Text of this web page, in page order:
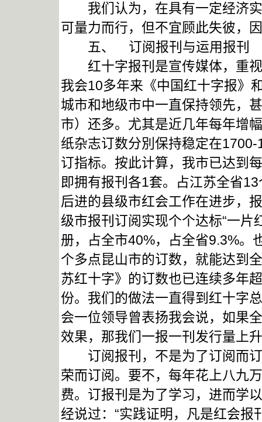
我们认为，在具有一定经济实
可量力而行，但不宜顾此失彼，
五、 订阅报刊与运用报刊
红十字报刊是宣传媒体，重视
我会10多年来《中国红十字报》
城市和地级市中一直保持领先，
市）还多。尤其是近几年每年增
纸杂志订数分別保持稳定在
订指标。按此计算，我市已达到
即拥有报刊各1套。占江苏全省
后进的县级市红会工作在进步，
级市报刊订阅实现个个达标“一片
册，占全市40%，占全省9.3%。
个多点昆山市的订数，就能达到
苏红十字》的订数也已连续多年
份。我们的做法一直得到红十字
会一位领导曾表扬我会说，如果
效果，那我们一报一刊发行量上
订阅报刊，不是为了订阅而订
荣而订阅。要不，每年花上八九
费。订报刊是为了学习，进而学
经说过：“实践证明，凡是红会